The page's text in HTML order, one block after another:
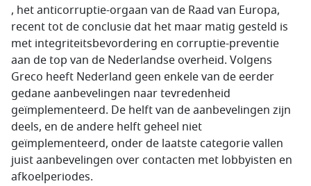
, het anticorruptie-orgaan van de Raad van Europa,
recent tot de conclusie dat het maar matig gesteld is
met integriteitsbevordering en corruptie-preventie
aan de top van de Nederlandse overheid. Volgens
Greco heeft Nederland geen enkele van de eerder
gedane aanbevelingen naar tevredenheid
geïmplementeerd. De helft van de aanbevelingen zijn
deels, en de andere helft geheel niet
geïmplementeerd, onder de laatste categorie vallen
juist aanbevelingen over contacten met lobbyisten en
afkoelperiodes.